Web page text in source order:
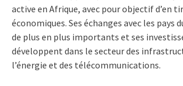
active en Afrique, avec pour objectif d’en
économiques. Ses échanges avec les pays
de plus en plus importants et ses
développent dans le secteur des
l’énergie et des télécommunications.